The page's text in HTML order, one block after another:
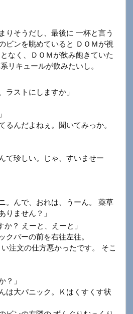
りそうだし、最後に 一杯と言う
ビンを眺めていると ＤＯＭが視
なく、ＤＯＭが飲み飽きていた
リキュールが飲みたいし。
ラストにしますか」
るんだよねぇ。聞いてみっか。
て珍しい。じゃ、すいませー
。んで、おれは、うーん。 薬草
りません？」
か？ えーと、えーと」
クバーの前を右往左往。
注文の仕方悪かったです。 そこ
？」
は大パニック。Ｋはくすくす状